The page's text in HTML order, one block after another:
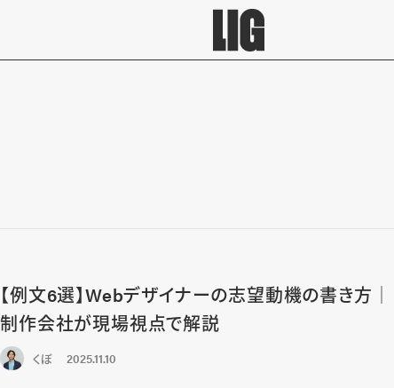
【例文6選】Webデザイナーの志望動機の書き方│
制作会社が現場視点で解説
くぼ 2025.11.10